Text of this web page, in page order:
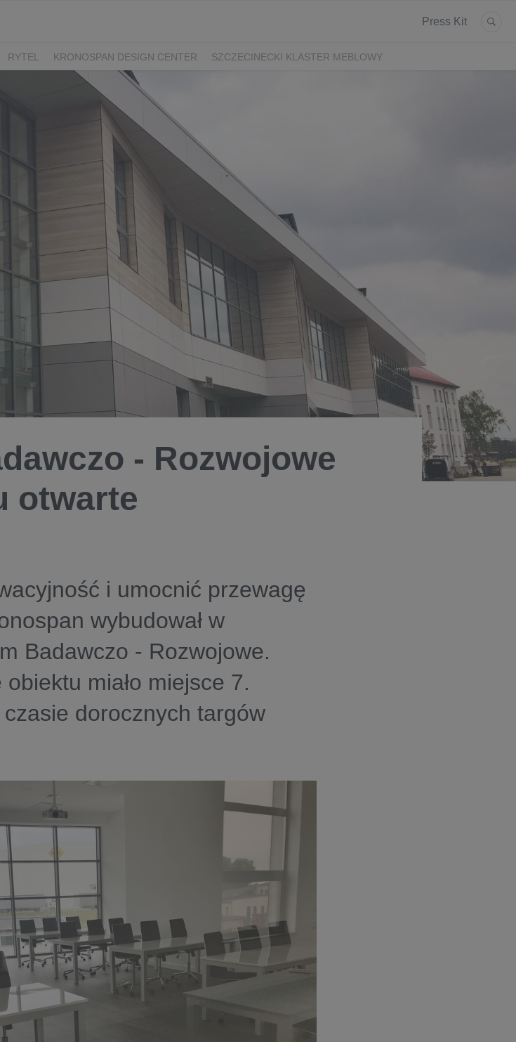
Press Kit
RYTEL KRONOSPAN DESIGN CENTER SZCZECINECKI KLASTER MEBLOWY
- Rozwojowe
otwarte
i umocnić przewagę
wybudował w
Badawczo - Rozwojowe.
miało miejsce 7.
dorocznych targów